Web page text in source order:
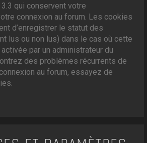
qui conservent votre
connexion au forum. Les cookies
d’enregistrer le statut des
lus ou non lus) dans le cas où cette
par un administrateur du
des problèmes récurrents de
au forum, essayez de